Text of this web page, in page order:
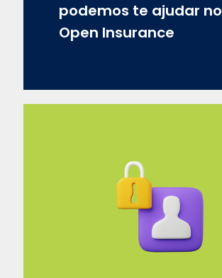
podemos te ajudar no
Open Insurance